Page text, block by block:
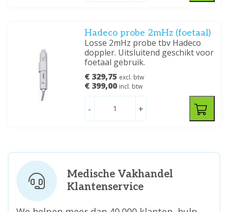
Hadeco probe 2mHz (foetaal)
Losse 2mHz probe tbv Hadeco
doppler. Uitsluitend geschikt voor
foetaal gebruik.
€ 329,75 excl. btw
€ 399,00 incl. btw
- +
Medische Vakhandel
Klantenservice